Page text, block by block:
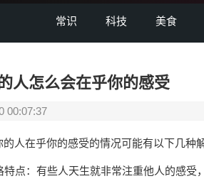
常识 科技 美食
人怎么会在乎你的感受
00:07:37
在乎你的感受的情况可能有以下几种
：有些人天生就非常注重他人的感受